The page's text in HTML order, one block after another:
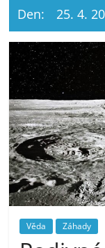
Den: 25. 4.
Věda Záhady